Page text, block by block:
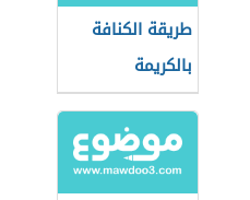
طريقة الكنافة
بالكريمة